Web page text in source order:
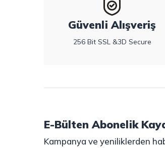
Güvenli Alışveriş
256 Bit SSL &3D Secure
E-Bülten Abonelik
Kampanya ve yeniliklerden